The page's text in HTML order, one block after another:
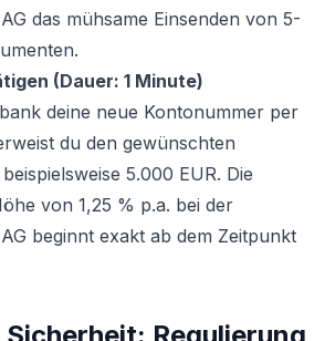
das mühsame Einsenden von 5-
(Dauer: 1 Minute)
deine neue Kontonummer per
du den gewünschten
5.000 EUR. Die
von 1,25 % p.a. bei der
beginnt exakt ab dem Zeitpunkt